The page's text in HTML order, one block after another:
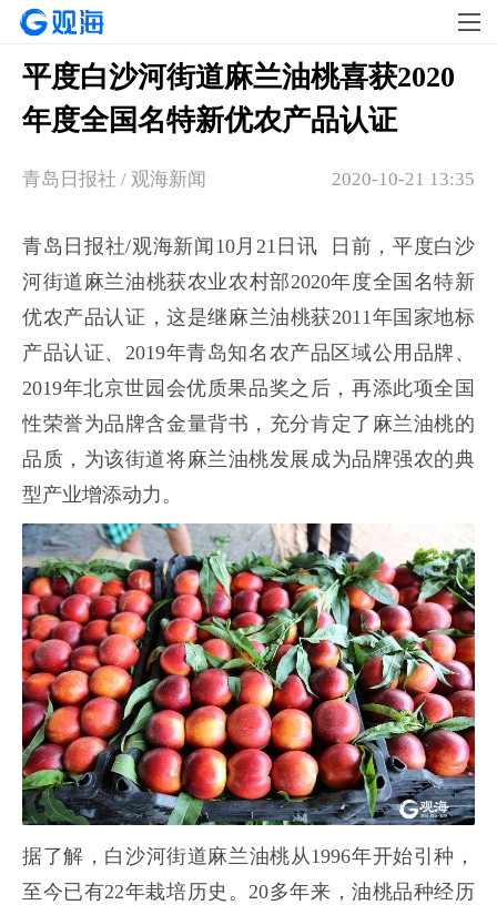
平度白沙河街道麻兰油桃喜获2020
年度全国名特新优农产品认证
2020-10-21 13:35
青岛日报社 / 观海新闻
青岛日报社/观海新闻10月21日讯 日前，平度白沙
河街道麻兰油桃获农业农村部2020年度全国名特新
优农产品认证，这是继麻兰油桃获2011年国家地标
产品认证、2019年青岛知名农产品区域公用品牌、
2019年北京世园会优质果品奖之后，再添此项全国
性荣誉为品牌含金量背书，充分肯定了麻兰油桃的
品质，为该街道将麻兰油桃发展成为品牌强农的典
型产业增添动力。
据了解，白沙河街道麻兰油桃从1996年开始引种，
至今已有22年栽培历史。20多年来，油桃品种经历